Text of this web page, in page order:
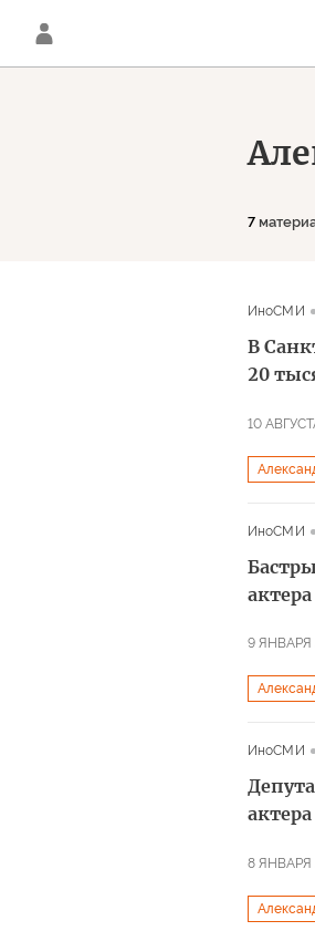
7
ИноСМИ
В
20
10
ИноСМИ
9 ЯНВАРЯ
ИноСМИ
8 ЯНВАРЯ